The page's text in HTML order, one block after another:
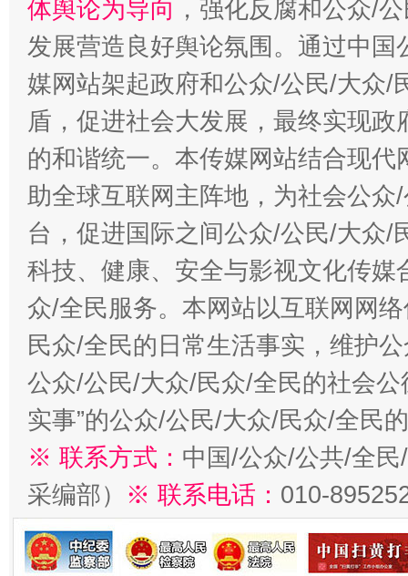
体舆论为导向 ，强化反腐和公众/
发展营造良好舆论氛围。通过中
媒网站架起政府和公众/公民/大众/
盾，促进社会大发展，最终实现
的和谐统一。本传媒网站结合现
助全球互联网主阵地，为社会公
台，促进国际之间公众/公民/大众/
科技、健康、安全与影视文化传
众/全民服务。本网站以互联网网
民众/全民的日常生活事实，维护
公众/公民/大众/民众/全民的社会公
实事”的公众/公民/大众/民众/全民
※ 联系方式： 中国/公众/公共/全
采编部） ※ 联系电话： 010-